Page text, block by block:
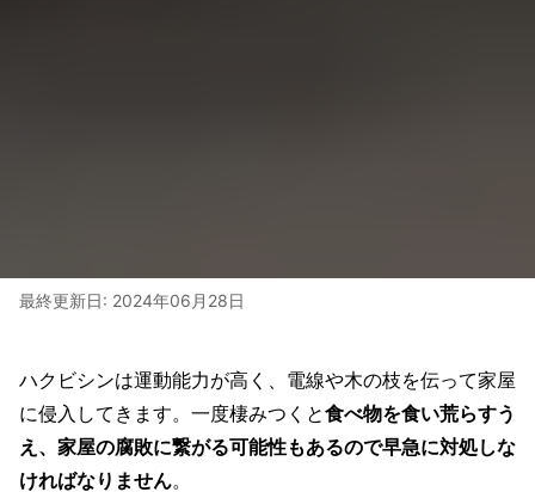
最終更新日: 2024年06月28日
ハクビシンは運動能力が高く、電線や木の枝を伝って家屋
に侵入してきます。一度棲みつくと食べ物を食い荒らすう
え、家屋の腐敗に繋がる可能性もあるので早急に対処しな
ければなりません。